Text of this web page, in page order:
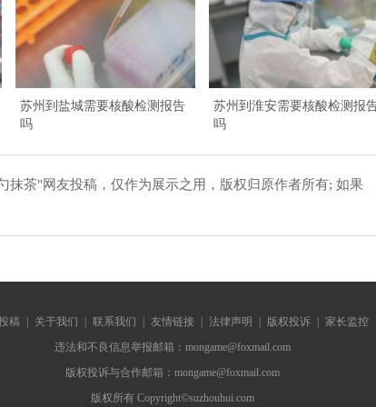
苏州到盐城需要核酸检测报告
吗
苏州到淮安需要核酸检测报
吗
抹茶"网友投稿，仅作为展示之用，版权归原作者所有; 如果
稿 关于我们 联系我们 友情链接 法律声明 版权投诉
家长监控
违法和不良信息举报邮箱：mongame@foxmail.com
版权投诉与合作邮箱：mongame@foxmail.com
版权所有 Copyright©suzhouhui.com